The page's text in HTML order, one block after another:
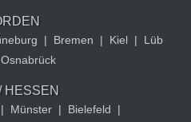
| Bremen | Kiel |
Lüb
Osnabrück
HESSEN
| Münster | Bielefeld
|